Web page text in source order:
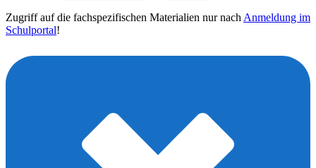
Zugriff auf die fachspezifischen Materialien nur nach Anmeldung im
Schulportal!